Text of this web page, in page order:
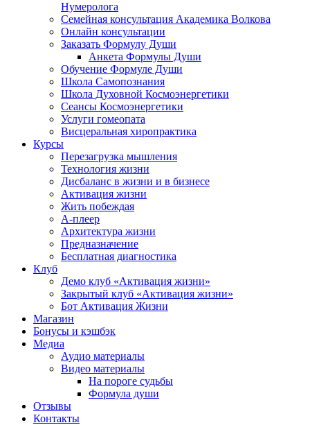
Нумеролога
Семейная консультация Академика Волкова
Онлайн консультации
Заказать Формулу Души
Анкета Формулы Души
Обучение Формуле Души
Школа Самопознания
Школа Духовной Космоэнергетики
Сеансы Космоэнергетики
Услуги гомеопата
Висцеральная хиропрактика
Курсы
Перезагрузка мышления
Технология жизни
Дисбаланс в жизни и в бизнесе
Активация жизни
Жить побеждая
А-плеер
Архитектура жизни
Предназначение
Бесплатная диагностика
Клуб
Демо клуб «Активация жизни»
Закрытый клуб «Активация жизни»
Бот Активация Жизни
Магазин
Бонусы и кэшбэк
Медиа
Аудио материалы
Видео материалы
На пороге судьбы
Формула души
Отзывы
Контакты